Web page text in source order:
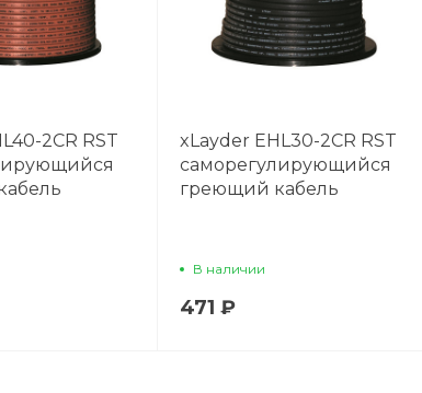
2CR RST
xLayder EHL30-2CR RST
саморегулирующийся
греющий кабель
В наличии
471 ₽